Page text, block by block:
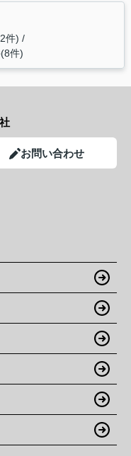
件)
件)
お問い合わせ